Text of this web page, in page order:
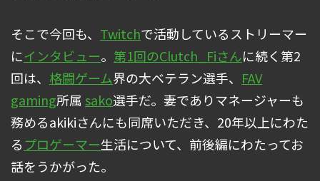
そこで今回も、 Twitchで活動しているストリーマー
にインタビュー。 第1回のClutch_Fiさんに続く第2
回は、 格闘ゲーム界の大ベテラン選手、 FAV
gaming所属 sako選手だ。妻でありマネージャーも
務めるakikiさんにも同席いただき、20年以上にわた
るプロゲーマー生活について、前後編にわたってお
話をうかがった。